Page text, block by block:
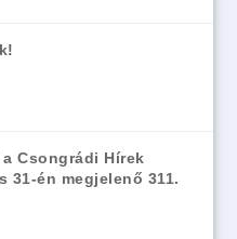
Csongrádi Hírek
31-én megjelenő 311.